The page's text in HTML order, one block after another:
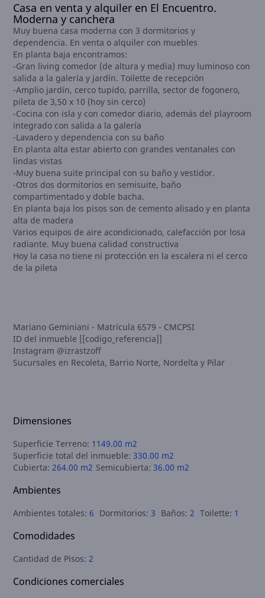
Casa en venta y alquiler en El Encuentro.
Moderna y canchera
Muy buena casa moderna con 3 dormitorios y
dependencia. En venta o alquiler con muebles
En planta baja encontramos:
-Gran living comedor (de altura y media) muy luminoso con
salida a la galería y jardín. Toilette de recepción
-Amplio jardín, cerco tupido, parrilla, sector de fogonero,
pileta de 3,50 x 10 (hoy sin cerco)
-Cocina con isla y con comedor diario, además del playroom
integrado con salida a la galería
-Lavadero y dependencia con su baño
En planta alta estar abierto con grandes ventanales con
lindas vistas
-Muy buena suite principal con su baño y vestidor.
-Otros dos dormitorios en semisuite, baño
compartimentado y doble bacha.
En planta baja los pisos son de cemento alisado y en planta
alta de madera
Varios equipos de aire acondicionado, calefacción por losa
radiante. Muy buena calidad constructiva
Hoy la casa no tiene ni protección en la escalera ni el cerco
de la pileta
Mariano Geminiani - Matrícula 6579 - CMCPSI
ID del inmueble [[codigo_referencia]]
Instagram @izrastzoff
Sucursales en Recoleta, Barrio Norte, Nordelta y Pilar
Dimensiones
Superficie Terreno: 1149.00 m2
Superficie total del inmueble:330.00 m2
Cubierta:264.00 m2 Semicubierta:36.00 m2
Ambientes
Ambientes totales:6 Dormitorios:3 Baños:2 Toilette: 1
Comodidades
Cantidad de Pisos:2
Condiciones comerciales